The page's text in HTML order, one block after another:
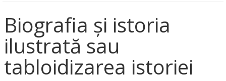
Biografia și istoria
ilustrată sau
tabloidizarea istoriei